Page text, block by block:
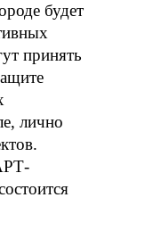
будет
принять
лично